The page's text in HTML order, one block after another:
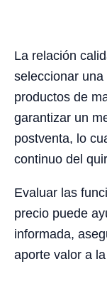
La relación
seleccionar
productos de
garantizar un
postventa, lo
continuo del
Evaluar las
precio puede
informada,
aporte valor a